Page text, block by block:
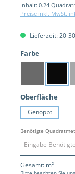
Inhalt: 0.24
Preise inkl. MwSt.
Lieferzeit: 20-
Farbe
Oberfläche
Genoppt
Benötigte
Gesamt: m²